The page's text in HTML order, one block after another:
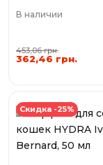
В наличии
453,06 грн.
362,46 грн.
Скидка -25%